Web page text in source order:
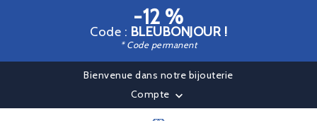
-12 %
Code : BLEUBONJOUR !
* Code permanent
Bienvenue dans notre bijouterie
Compte 